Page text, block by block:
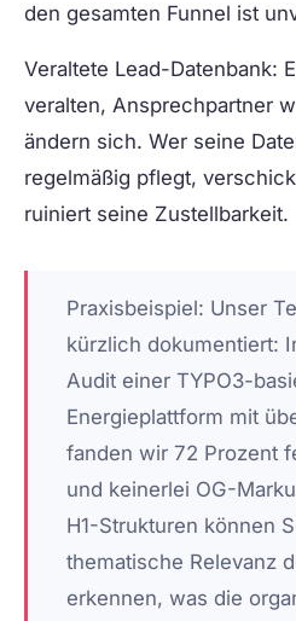
den gesamten Funnel ist
Veraltete Lead-Datenbank:
veralten, Ansprechpartner
ändern sich. Wer seine
regelmäßig pflegt,
ruiniert seine Zustellbarkeit.
Praxisbeispiel: Unser
kürzlich dokumentiert:
Audit einer TYPO3-
Energieplattform mit
fanden wir 72 Prozent
und keinerlei OG-
H1-Strukturen können
thematische Relevanz
erkennen, was die